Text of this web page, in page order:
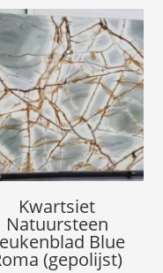
Kwartsiet
Natuursteen
Blue
(gepolijst)